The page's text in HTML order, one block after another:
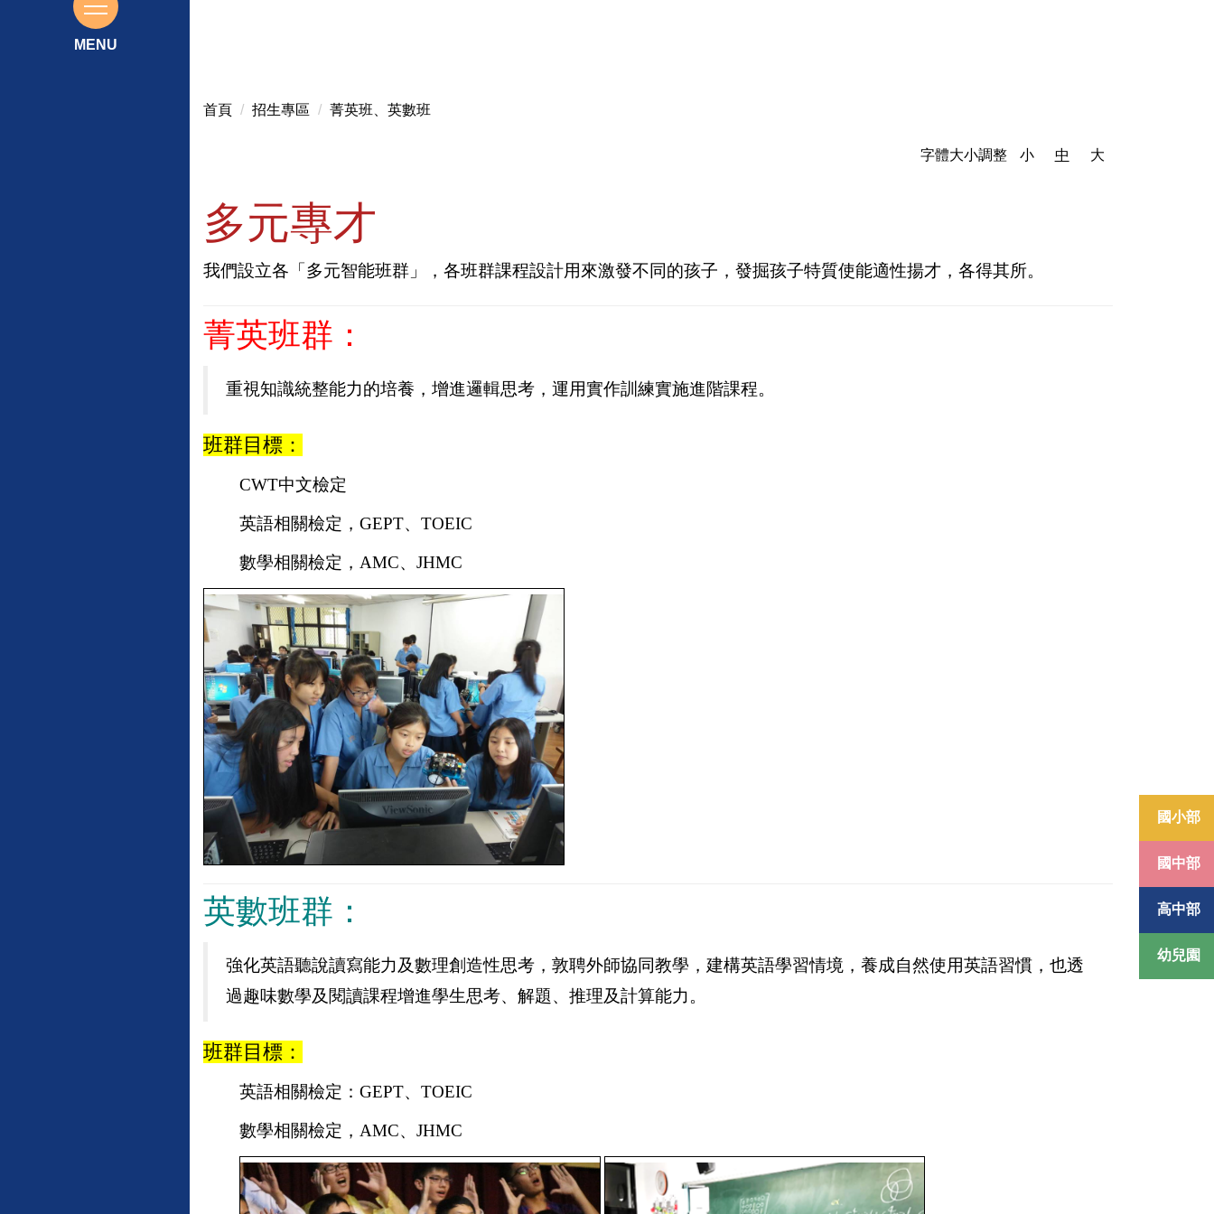
國小部
國中部
高中部
幼兒園
首頁 招生專區 菁英班、英數班
字體大小調整 小 中 大
多元專才
我們設立各「 多元智能班群」，各班群課程設計用來激發不同的孩子， 發掘孩子特質使能適性揚才 ， 各得其所。
菁英班群：
重視知識統整能力的培養，增進邏輯思考，運用實作訓練實施進階課程。
班群目標：
CWT中文檢定
英語相關檢定，GEPT、TOEIC
數學相關檢定，AMC、JHMC
英數班群：
強化英語聽說讀寫能力及數理創造性思考 ，敦聘外師協同教學，建構英語學習情境，養成自然使用英語習慣，也透
過趣味數學及閱讀課程增進學生思考、解題、推理及計算能力。
班群目標：
英語相關檢定：GEPT、TOEIC
數學相關檢定，AMC、JHMC